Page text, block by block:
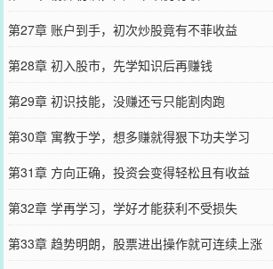
第27章 账户到手，初次炒股竟有不菲收益
第28章 初入股市，先学知识后再赚钱
第29章 初识技能，没赚还亏只能割肉跑
第30章 寓教于学，想多赚就得狠下功夫学习
第31章 方向正确，投资会变得轻松且有收益
第32章 学再学习，学好才能获利不受损失
第33章 趋势明朗，股票进出操作就可连续上涨